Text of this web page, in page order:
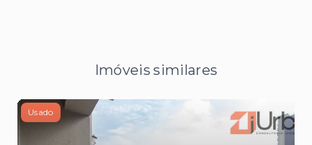
Imóveis similares
Usado